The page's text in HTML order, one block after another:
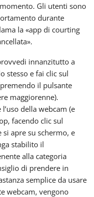
Gli utenti sono
durante
la «app di courting
innanzitutto a
stesso e fai clic sul
il pulsante
maggiorenne).
della webcam (e
facendo clic sul
si apre su schermo, e
stabilito il
alla categoria
di prendere in
semplice da usare
webcam, vengono